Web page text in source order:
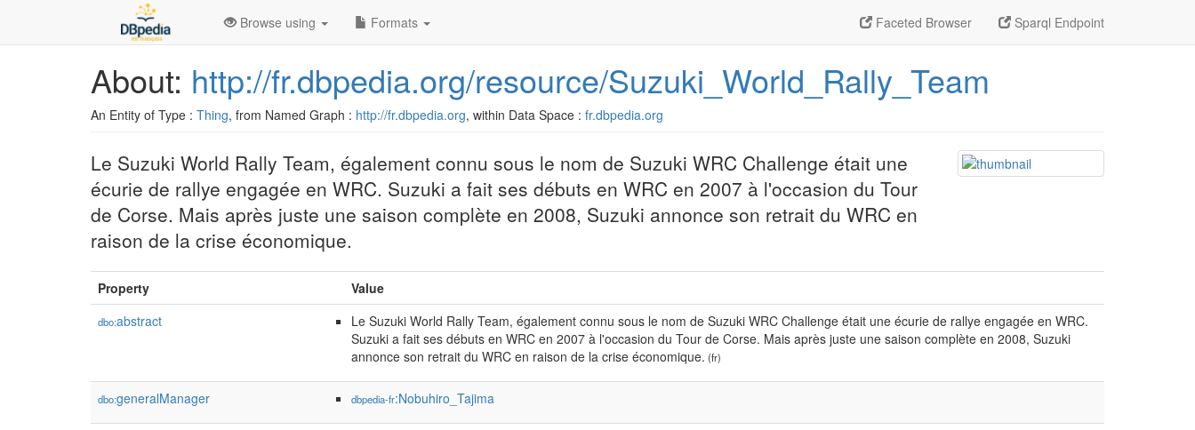
Faceted Browser Sparql Endpoint
Browse using Formats
About: http://fr.dbpedia.org/resource/Suzuki_World_Rally_Team
An Entity of Type : Thing, from Named Graph : http://fr.dbpedia.org, within Data Space : fr.dbpedia.org
Le Suzuki World Rally Team, également connu sous le nom de Suzuki WRC Challenge était une
écurie de rallye engagée en WRC. Suzuki a fait ses débuts en WRC en 2007 à l'occasion du Tour
de Corse. Mais après juste une saison complète en 2008, Suzuki annonce son retrait du WRC en
raison de la crise économique.
Property Value
dbo:abstract
Le Suzuki World Rally Team, également connu sous le nom de Suzuki WRC Challenge était une écurie de rallye engagée en WRC.
Suzuki a fait ses débuts en WRC en 2007 à l'occasion du Tour de Corse. Mais après juste une saison complète en 2008, Suzuki
annonce son retrait du WRC en raison de la crise économique. (fr)
dbo:generalManager dbpedia-fr:Nobuhiro_Tajima